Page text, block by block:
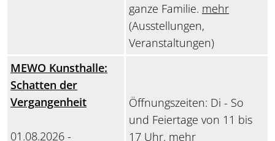
ganze Familie. mehr
(Ausstellungen,
Veranstaltungen)
MEWO Kunsthalle:
Schatten der
Vergangenheit
01.08.2026 -
Öffnungszeiten: Di - So
und Feiertage von 11 bis
17 Uhr. mehr